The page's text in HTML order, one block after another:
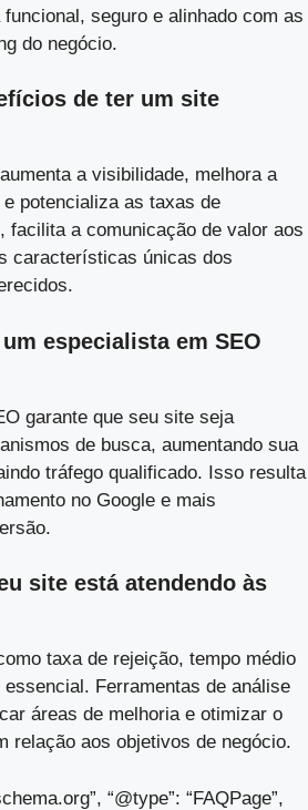
seguro e alinhado com as
do negócio.
de ter um site
a visibilidade, melhora a
potencializa as taxas de
facilita a comunicação de valor aos
características únicas dos
especialista em SEO
garante que seu site seja
de busca, aumentando sua
tráfego qualificado. Isso resulta
no Google e mais
site está atendendo às
taxa de rejeição, tempo médio
Ferramentas de análise
áreas de melhoria e otimizar o
relação aos objetivos de negócio.
“@type”: “FAQPage”,